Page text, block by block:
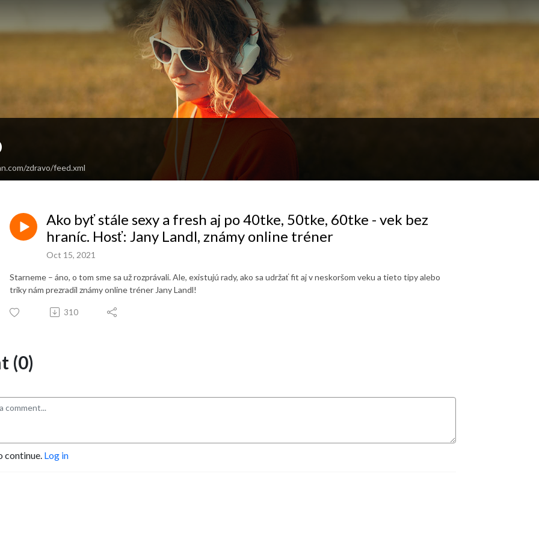
zdravo/feed.xml
Ako byť stále sexy a fresh aj po 40tke, 50tke, 60tke - vek bez
hraníc. Hosť: Jany Landl, známy online tréner
Oct 15, 2021
Starneme – áno, o tom sme sa už rozprávali. Ale, existujú rady, ako sa udržať fit aj v neskoršom veku a tieto tipy alebo
triky nám prezradil známy online tréner Jany Landl!
310
(0)
continue. Log in